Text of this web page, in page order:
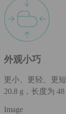
外观小巧
更小、更轻、更
20.8 g，长度为 48
Image